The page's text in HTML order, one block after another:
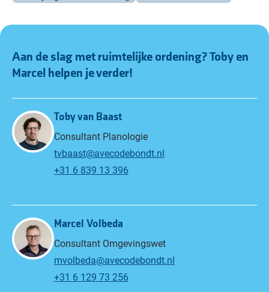
Aan de slag met ruimtelijke ordening?Toby
Marcel helpen je verder!
Toby van Baast
Consultant Planologie
tvbaast@avecodebondt.nl
+31 6 839 13 396
Marcel Volbeda
Consultant Omgevingswet
mvolbeda@avecodebondt.nl
+31 6 129 73 256